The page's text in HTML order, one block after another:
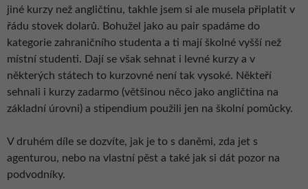
jiné kurzy než angličtinu, takhle jsem si ale musela připlatit v
řádu stovek dolarů. Bohužel jako au pair spadáme do
kategorie zahraničního studenta a ti mají školné vyšší než
místní studenti. Dají se však sehnat i levné kurzy a v
některých státech to kurzovné není tak vysoké. Někteří
sehnali i kurzy zadarmo (většinou něco jako angličtina na
základní úrovni) a stipendium použili jen na školní pomůcky.
V druhém díle se dozvíte, jak je to s daněmi, zda jet s
agenturou, nebo na vlastní pěst a také jak si dát pozor na
podvodníky.